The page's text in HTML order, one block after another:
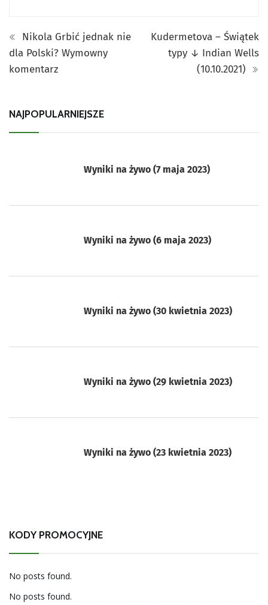
Nikola Grbić jednak nie
dla Polski? Wymowny
komentarz
Kudermetova – Świątek
typy ↓ Indian Wells
(10.10.2021)
NAJPOPULARNIEJSZE
Wyniki na żywo (7 maja 2023)
Wyniki na żywo (6 maja 2023)
Wyniki na żywo (30 kwietnia 2023)
Wyniki na żywo (29 kwietnia 2023)
Wyniki na żywo (23 kwietnia 2023)
KODY PROMOCYJNE
No posts found.
No posts found.